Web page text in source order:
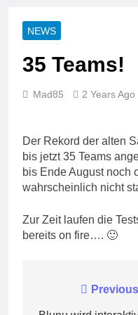
NEWS
35 Teams!
Mad85 2 Years Ago
Der Rekord der alten
bis jetzt 35 Teams
bis Ende August noch
wahrscheinlich nicht
Zur Zeit laufen die
bereits on fire…. 🙂